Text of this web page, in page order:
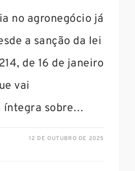
no agronegócio já
a sanção da lei
de 16 de janeiro
vai
íntegra sobre…
12 DE OUTUBRO DE 2025